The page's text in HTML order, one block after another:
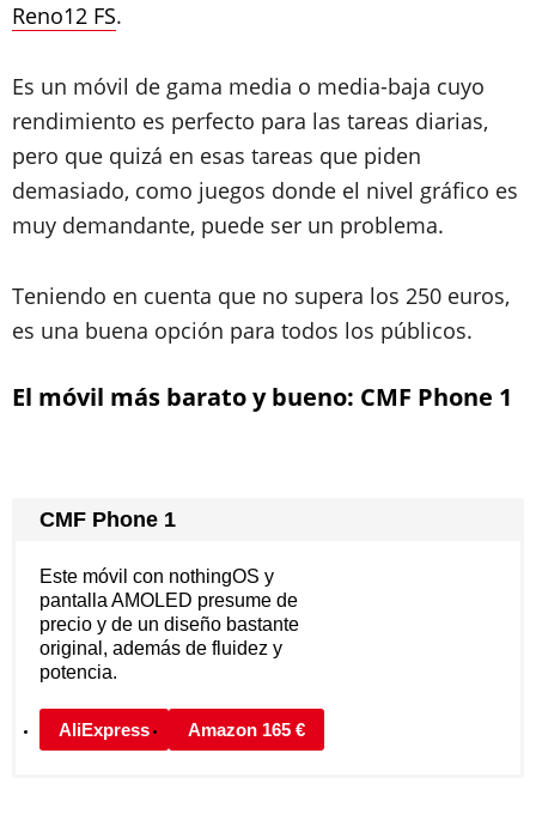
Reno12 FS.
Es un móvil de gama media o media-baja cuyo
rendimiento es perfecto para las tareas diarias,
pero que quizá en esas tareas que piden
demasiado, como juegos donde el nivel gráfico es
muy demandante, puede ser un problema.
Teniendo en cuenta que no supera los 250 euros,
es una buena opción para todos los públicos.
El móvil más barato y bueno: CMF Phone 1
CMF Phone 1
AliExpress Amazon 165 €
Este móvil con nothingOS y
pantalla AMOLED presume de
precio y de un diseño bastante
original, además de fluidez y
potencia.